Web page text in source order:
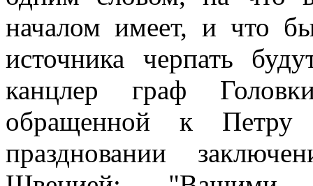
началом имеет, и что
источника черпать
канцлер граф
обращенной к
праздновании